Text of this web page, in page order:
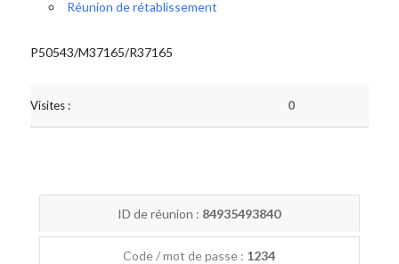
Réunion de rétablissement
P50543/M37165/R37165
Visites : 0
ID de réunion : 84935493840
Code / mot de passe : 1234